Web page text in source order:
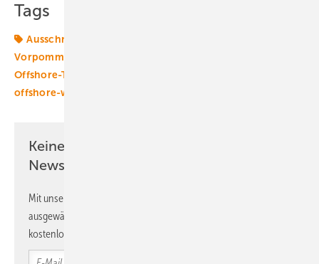
Tags
Ausschreibungen
Vorpommern
Offshore-Technik
offshore-wind
Keine Zeit? Kein Problem mit dem ERE
Newsletter!
Mit unserem Newsletter erhalten Sie regelmäßig von uns
ausgewählte Informationen und Neuigkeiten, gebündelt und
kostenlos direkt ins Postfach.